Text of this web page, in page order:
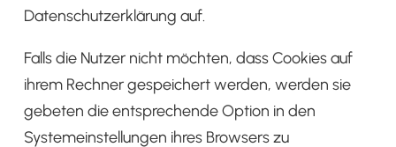
Datenschutzerklärung auf.
Falls die Nutzer nicht möchten, dass Cookies auf
ihrem Rechner gespeichert werden, werden sie
gebeten die entsprechende Option in den
Systemeinstellungen ihres Browsers zu